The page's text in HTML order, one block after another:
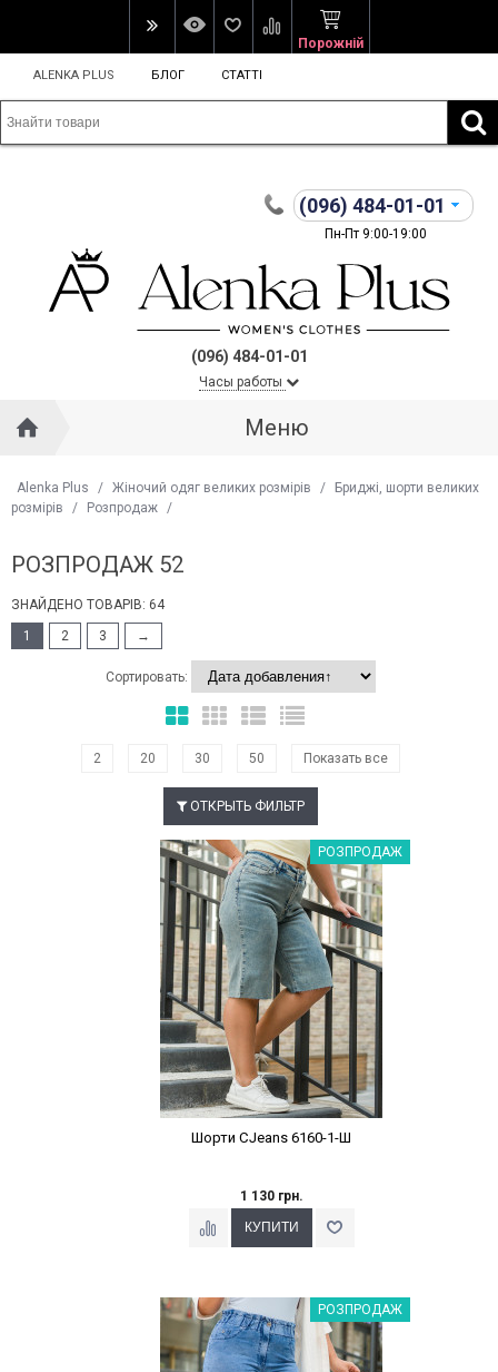
Порожній
ALENKA PLUS БЛОГ СТАТТІ
(096) 484-01-01
Пн-Пт 9:00-19:00
(096) 484-01-01
Часы работы
Меню
Alenka Plus / Жіночий одяг великих розмірів /
Бриджі, шорти великих
розмірів
/ Розпродаж /
РОЗПРОДАЖ 52
ЗНАЙДЕНО ТОВАРІВ: 64
1
2 3 →
Сортировать:
2 20 30 50 Показать все
ОТКРЫТЬ ФИЛЬТР
Наклейки Варіант з %РОЗПРОДАЖ
Шорти CJeans 6160-1-Ш
1 130 грн.
Наклейки Варіант з %РОЗПРОДАЖ